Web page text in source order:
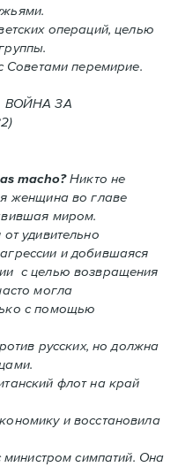
операций, целью
Советами перемирие.
ЗА
macho?Никто не
женщина во главе
миром.
удивительно
и добившаяся
с целью возвращения
могла
с помощью
русских, но должна
флот на край
и восстановила
симпатий. Oнa